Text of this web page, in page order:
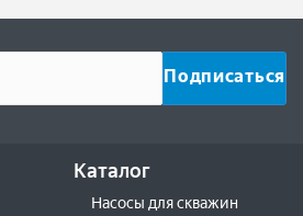
Каталог
Насосы для скважин